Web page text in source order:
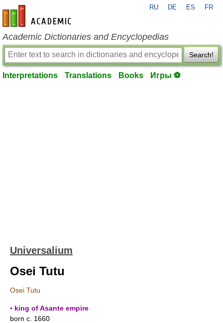
en-academic.com
RU DE ES FR
Academic Dictionaries and Encyclopedias
Search!
Interpretations Translations Books Игры ⚽
Universalium
Osei Tutu
Osei Tutu
▪ king of Asante empire
born c. 1660